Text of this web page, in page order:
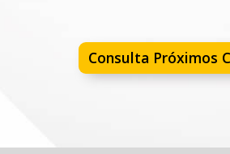
Consulta Próximos